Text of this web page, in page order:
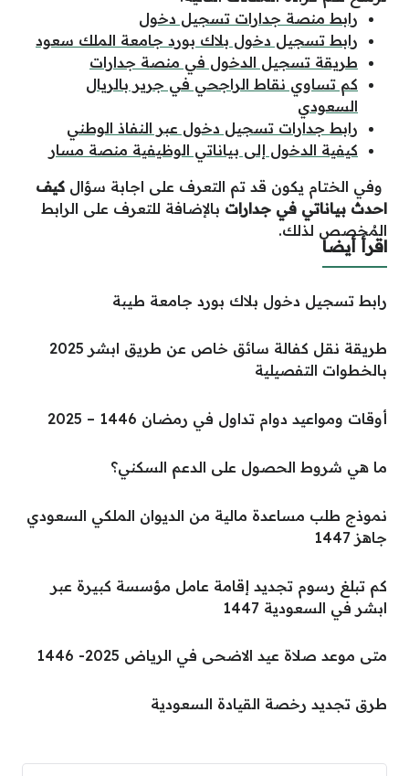
رابط منصة جدارات تسجيل دخول
رابط تسجيل دخول بلاك بورد جامعة الملك سعود
طريقة تسجيل الدخول في منصة جدارات
كم تساوي نقاط الراجحي في جرير بالريال
السعودي
رابط جدارات تسجيل دخول عبر النفاذ الوطني
كيفية الدخول إلى بياناتي الوظيفية منصة مسار
وفي الختام يكون قد تم التعرف على اجابة سؤال كيف
احدث بياناتي في جدارات بالإضافة للتعرف على الرابط
المُخصص لذلك.
اقرأ أيضا
رابط تسجيل دخول بلاك بورد جامعة طيبة
طريقة نقل كفالة سائق خاص عن طريق ابشر 2025
بالخطوات التفصيلية
أوقات ومواعيد دوام تداول في رمضان 1446 – 2025
ما هي شروط الحصول على الدعم السكني؟
نموذج طلب مساعدة مالية من الديوان الملكي السعودي
جاهز 1447
كم تبلغ رسوم تجديد إقامة عامل مؤسسة كبيرة عبر
ابشر في السعودية 1447
متى موعد صلاة عيد الاضحى في الرياض 2025- 1446
طرق تجديد رخصة القيادة السعودية